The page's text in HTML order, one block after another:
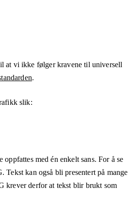
at vi ikke følger kravene til universell
.
slik:
med én enkelt sans. For å se
kan også bli presentert på mange
krever derfor at tekst blir brukt som